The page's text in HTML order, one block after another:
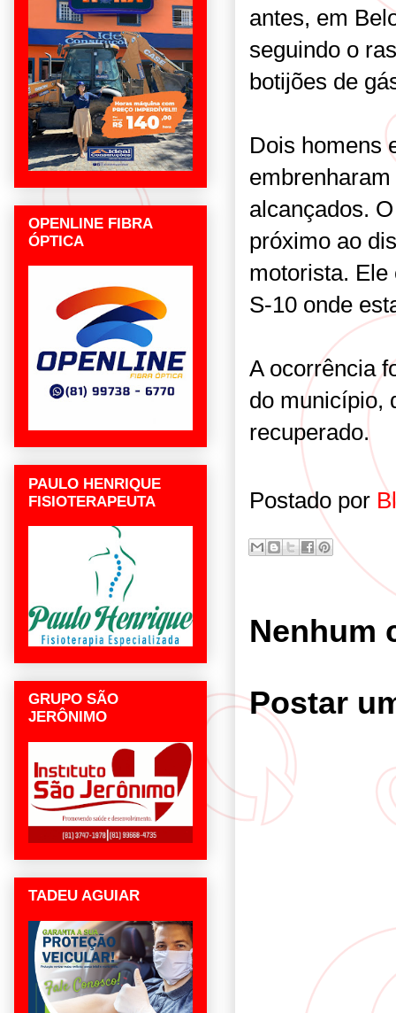
antes, em
seguindo o
botijões de
Dois homens
alcançados.
próximo ao
motorista. Ele
S-10 onde
A ocorrência
do município,
recuperado.
Postado por
Nenhum
Postar
OPENLINE FIBRA
ÓPTICA
PAULO HENRIQUE
FISIOTERAPEUTA
GRUPO SÃO
JERÔNIMO
TADEU AGUIAR